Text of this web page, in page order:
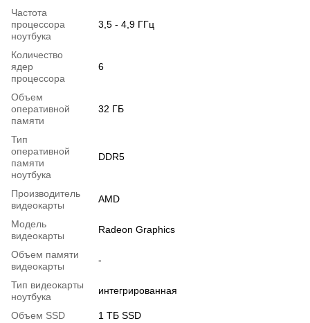
Частота
процессора
ноутбука
3,5 - 4,9 ГГц
Количество
ядер
процессора
6
Объем
оперативной
памяти
32 ГБ
Тип
оперативной
памяти
ноутбука
DDR5
Производитель
видеокарты
AMD
Модель
видеокарты
Radeon Graphics
Объем памяти
видеокарты
-
Тип видеокарты
ноутбука
интегрированная
Объем SSD
1 ТБ SSD